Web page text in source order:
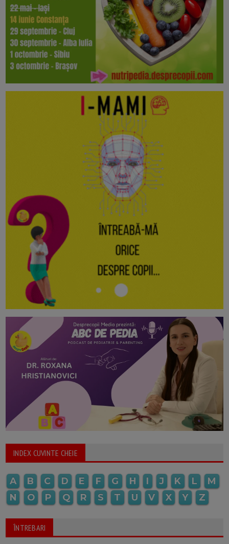
INDEX CUVINTE CHEIE
A B C D E F G H I J K L
M
N
O P Q R S T U V X Y Z
ÎNTREBARI